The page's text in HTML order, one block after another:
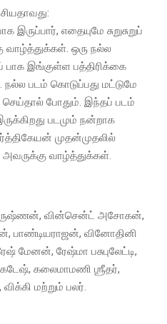
எதையுமே சுறுசுறுப்
வாழ்த்துக்கள். ஒரு நல்ல
இங்குள்ள பத்திரிக்கை
படம் கொடுப்பது மட்டுமே
போதும். இந்தப் படம்
படமும் நன்றாக
முதன்முதலில்
வாழ்த்துக்கள்.
கிருஷ்ணன், வின்சென்ட் அசோகன்,
பாண்டியராஜன், வினோதினி
மேனன், ரேஷ்மா பசுபுலேட்டி,
கலைமாமணி ஶ்ரீதர்,
மற்றும் பலர்.